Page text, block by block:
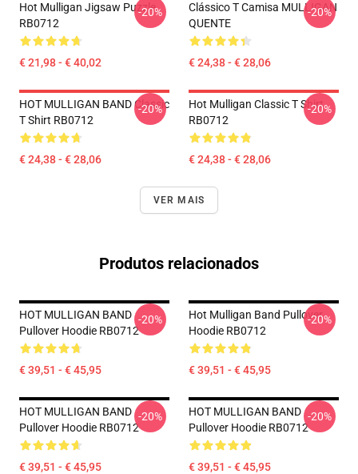
Hot Mulligan Jigsaw Puzzle
RB0712
€ 21,98 - € 40,02
-20%
Clássico T Camisa MULLIGAN
QUENTE
€ 24,38 - € 28,06
-20%
HOT MULLIGAN BAND Classic
T Shirt RB0712
€ 24,38 - € 28,06
-20%
Hot Mulligan Classic T Shirt
RB0712
€ 24,38 - € 28,06
-20%
VER MAIS
Produtos relacionados
HOT MULLIGAN BAND
Pullover Hoodie RB0712
€ 39,51 - € 45,95
-20%
Hot Mulligan Band Pullover
Hoodie RB0712
€ 39,51 - € 45,95
-20%
HOT MULLIGAN BAND
Pullover Hoodie RB0712
€ 39,51 - € 45,95
-20%
HOT MULLIGAN BAND
Pullover Hoodie RB0712
€ 39,51 - € 45,95
-20%